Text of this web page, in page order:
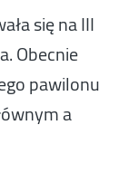
się na III
Obecnie
pawilonu
a